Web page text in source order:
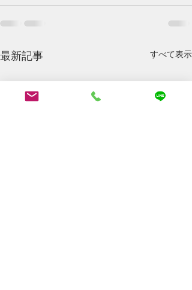
最新記事 すべて表示